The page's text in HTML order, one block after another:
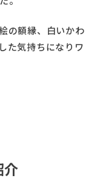
の額縁、白いかわ
た気持ちになりワ
介